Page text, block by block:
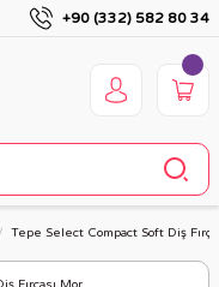
+90 (332) 582 80 34
Tepe Select Compact Soft Diş